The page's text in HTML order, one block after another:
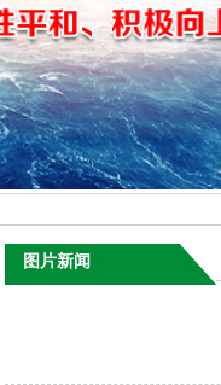
图片新闻